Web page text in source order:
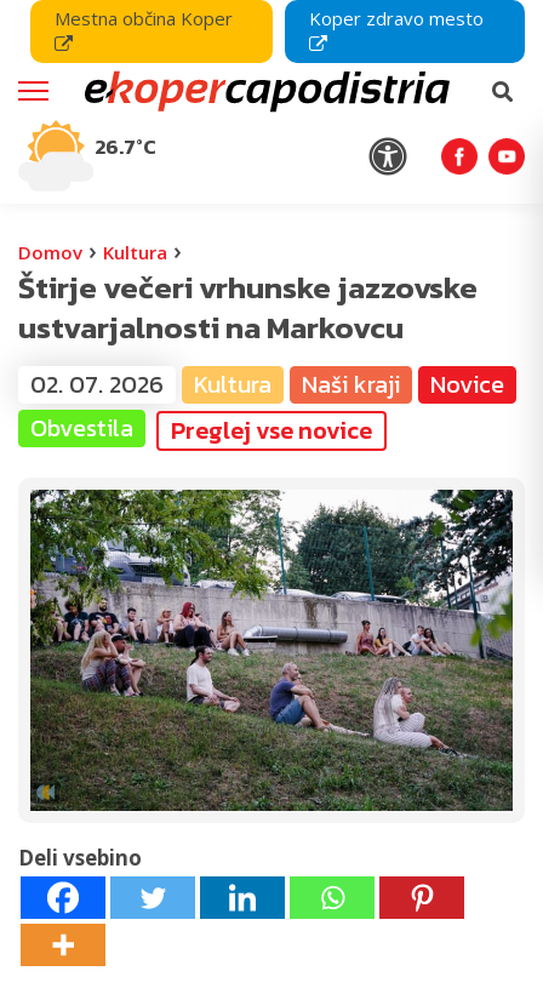
Mestna občina Koper Koper zdravo mesto
26.7°C
Domov › Kultura ›
Štirje večeri vrhunske jazzovske
ustvarjalnosti na Markovcu
02. 07. 2026 Kultura Naši kraji
Novice
Obvestila
Preglej vse novice
Deli vsebino